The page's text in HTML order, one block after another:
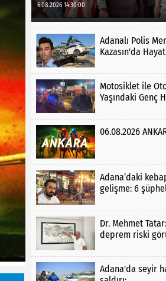
6.08.2026 14:30:00
Adanalı Polis
Kazasın'da
Motosiklet ile
Yaşındaki Genç
06.08.2026
Adana’daki
gelişme: 6
Dr. Mehmet
deprem riski
Adana'da seyir